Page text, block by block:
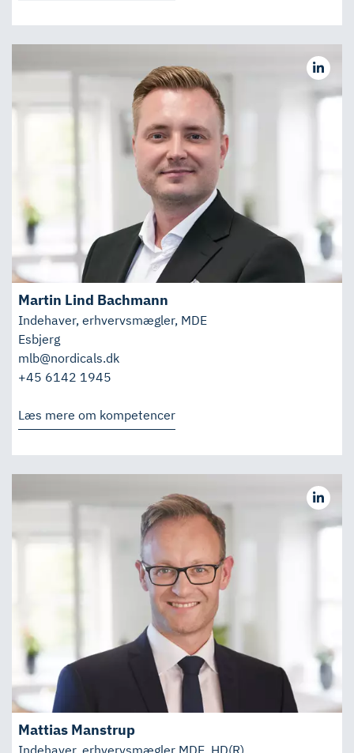
Martin Lind Bachmann
Indehaver, erhvervsmægler, MDE
Esbjerg
mlb@nordicals.dk
+45 6142 1945
Læs mere om kompetencer
Mattias Manstrup
Indehaver, erhvervsmægler MDE, HD(R)